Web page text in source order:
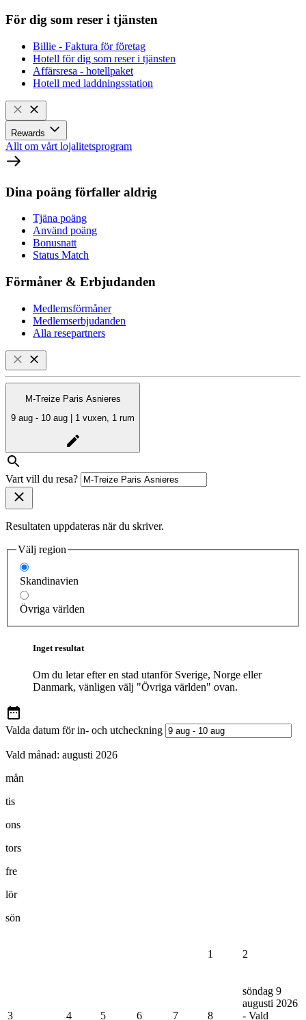
För dig som reser i tjänsten
Billie - Faktura för företag
Hotell för dig som reser i tjänsten
Affärsresa - hotellpaket
Hotell med laddningsstation
Rewards
Allt om vårt lojalitetsprogram
Dina poäng förfaller aldrig
Tjäna poäng
Använd poäng
Bonusnatt
Status Match
Förmåner & Erbjudanden
Medlemsförmåner
Medlemserbjudanden
Alla resepartners
M-Treize Paris Asnieres
9 aug - 10 aug | 1 vuxen, 1 rum
Vart vill du resa?
Resultaten uppdateras när du skriver.
Välj region
Skandinavien
Övriga världen
Inget resultat
Om du letar efter en stad utanför Sverige, Norge eller
Danmark, vänligen välj "Övriga världen" ovan.
Valda datum för in- och utcheckning
Vald månad: augusti 2026
mån
tis
ons
tors
fre
lör
sön
1 2
3 4 5 6 7 8
söndag 9
augusti 2026
- Vald